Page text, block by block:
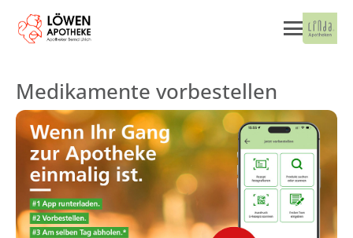
Medikamente vorbestellen